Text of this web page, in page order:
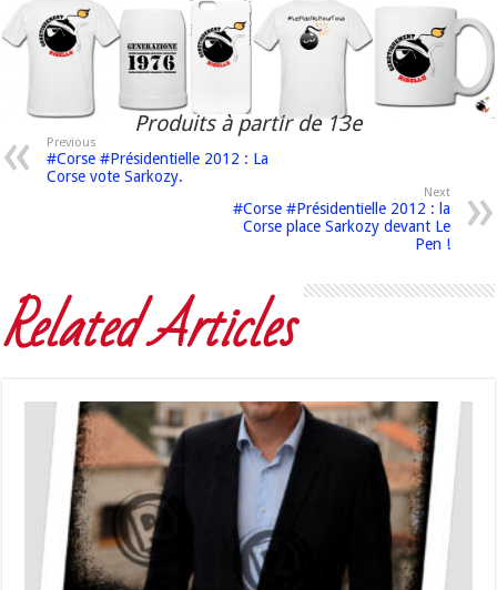
Produits à partir de 13e
Previous
#Corse #Présidentielle 2012 : La
Corse vote Sarkozy.
Next
#Corse #Présidentielle 2012 : la
Corse place Sarkozy devant Le
Pen !
Related Articles